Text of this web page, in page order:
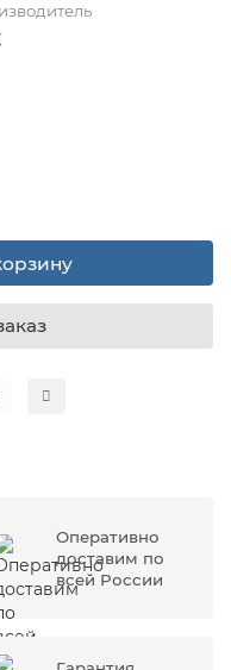
Оперативно
доставим по
всей России